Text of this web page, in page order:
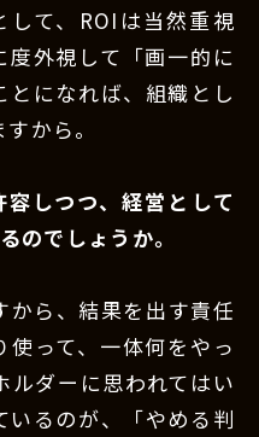
して、ROIは当然重視
度外視して「画一的に
になれば、組織とし
から。
しつつ、経営として
のでしょうか。
から、結果を出す責任
って、一体何をやっ
ルダーに思われてはい
いるのが、「やめる判